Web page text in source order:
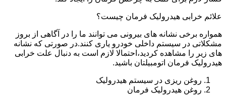
علائم خرابی هیدرولیک فرمان چیست؟
همواره برخی نشانه های بیرونی می توانند ما را در آگاهی از بروز
مشکلاتی در سیستم داخلی خودرو یاری کنند.در صورتی که نشانه
های زیر را مشاهده کردید،احتمالا لازم است به دنبال علت خرابی
هیدرولیک فرمان اتومبیلتان باشید.
روغن ریزی در سیستم هیدرولیک
روغن هیدرولیک فرمان